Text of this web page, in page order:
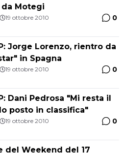
Motegi
19 ottobre 2010 0
Jorge Lorenzo, rientro da
in Spagna
19 ottobre 2010 0
Dani Pedrosa "Mi resta il
posto in classifica"
19 ottobre 2010 0
del Weekend del 17